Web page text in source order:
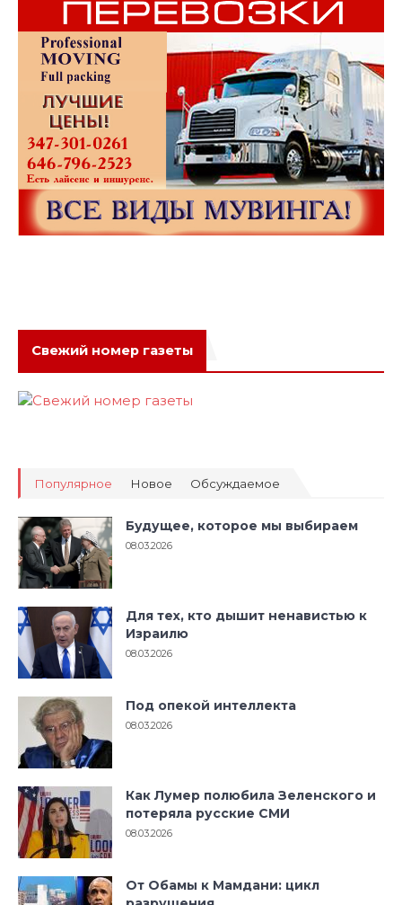
Свежий номер газеты
Популярное Новое Обсуждаемое
Будущее, которое мы выбираем
08.03.2026
Для тех, кто дышит ненавистью к
Израилю
08.03.2026
Под опекой интеллекта
08.03.2026
Как Лумер полюбила Зеленского и
потеряла русские СМИ
08.03.2026
От Обамы к Мамдани: цикл